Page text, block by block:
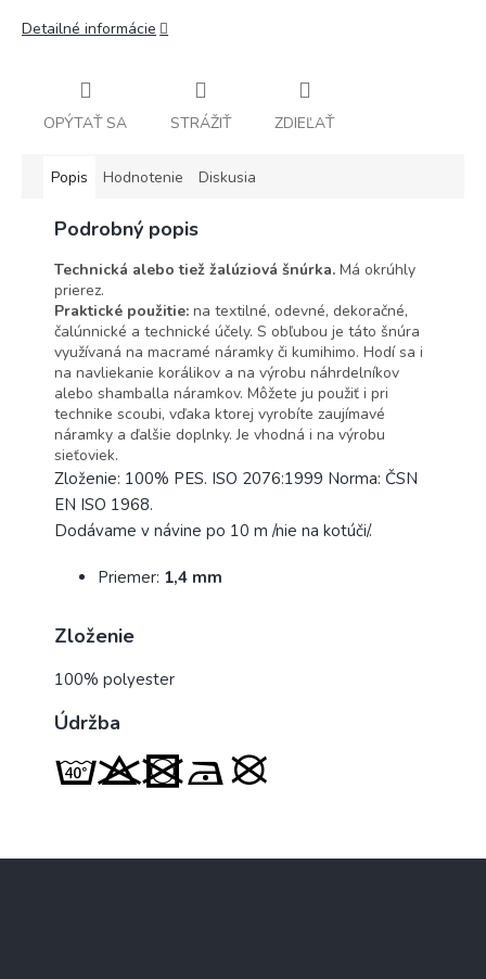
Detailné informácie
OPÝTAŤ SA STRÁŽIŤ ZDIEĽAŤ
Popis Hodnotenie Diskusia
Podrobný popis
Technická alebo tiež žalúziová šnúrka. Má okrúhly
prierez.
Praktické použitie: na textilné, odevné, dekoračné,
čalúnnické a technické účely. S obľubou je táto šnúra
využívaná na macramé náramky či kumihimo. Hodí sa i
na navliekanie korálikov a na výrobu náhrdelníkov
alebo shamballa náramkov. Môžete ju použiť i pri
technike scoubi, vďaka ktorej vyrobíte zaujímavé
náramky a ďalšie doplnky. Je vhodná i na výrobu
sieťoviek.
Zloženie: 100% PES. ISO 2076:1999 Norma: ČSN
EN ISO 1968.
Dodávame v návine po 10 m /nie na kotúči/.
Priemer: 1,4 mm
Zloženie
100% polyester
Údržba